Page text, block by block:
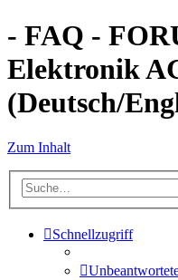
- FAQ -
Elektronik
(Deutsch/
Zum Inhalt
Schnellzugriff